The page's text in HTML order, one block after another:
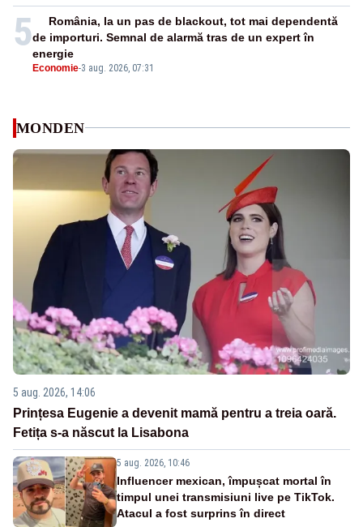
5
Economie-3 aug. 2026, 07:31
România, la un pas de blackout, tot mai dependentă
de importuri. Semnal de alarmă tras de un expert în
energie
MONDEN
5 aug. 2026, 14:06
Prințesa Eugenie a devenit mamă pentru a treia oară.
Fetița s-a născut la Lisabona
5 aug. 2026, 10:46
Influencer mexican, împușcat mortal în
timpul unei transmisiuni live pe TikTok.
Atacul a fost surprins în direct